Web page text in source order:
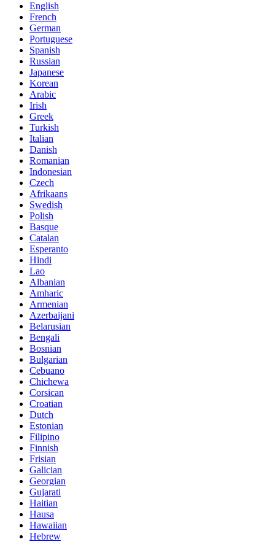
English
French
German
Portuguese
Spanish
Russian
Japanese
Korean
Arabic
Irish
Greek
Turkish
Italian
Danish
Romanian
Indonesian
Czech
Afrikaans
Swedish
Polish
Basque
Catalan
Esperanto
Hindi
Lao
Albanian
Amharic
Armenian
Azerbaijani
Belarusian
Bengali
Bosnian
Bulgarian
Cebuano
Chichewa
Corsican
Croatian
Dutch
Estonian
Filipino
Finnish
Frisian
Galician
Georgian
Gujarati
Haitian
Hausa
Hawaiian
Hebrew